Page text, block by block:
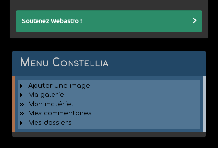
Soutenez Webastro !
Menu Constellia
Ajouter une image
Ma galerie
Mon matériel
Mes commentaires
Mes dossiers